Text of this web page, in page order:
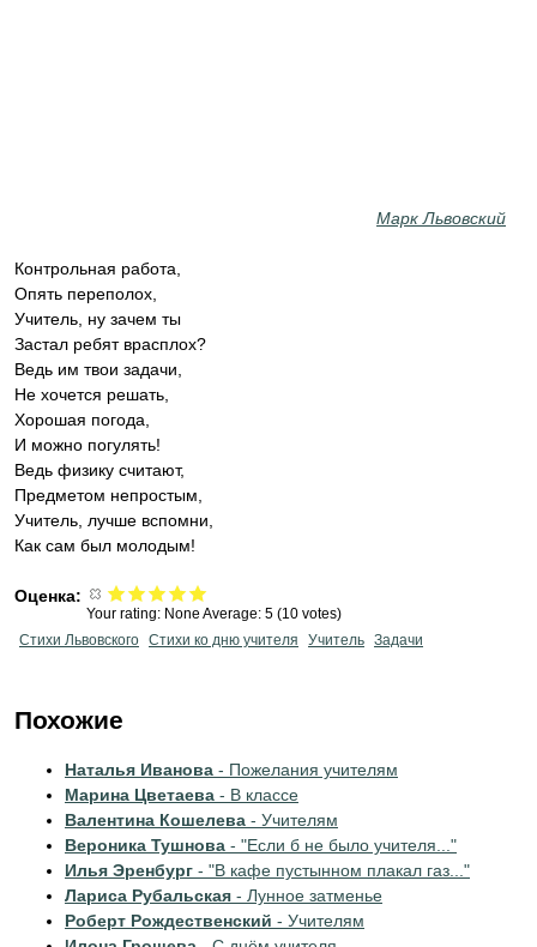
Марк Львовский
Контрольная работа,
Опять переполох,
Учитель, ну зачем ты
Застал ребят врасплох?
Ведь им твои задачи,
Не хочется решать,
Хорошая погода,
И можно погулять!
Ведь физику считают,
Предметом непростым,
Учитель, лучше вспомни,
Как сам был молодым!
Оценка:
Your rating: None Average: 5 (10 votes)
Стихи Львовского Стихи ко дню учителя Учитель Задачи
Похожие
Наталья Иванова - Пожелания учителям
Марина Цветаева - В классе
Валентина Кошелева - Учителям
Вероника Тушнова - "Если б не было учителя..."
Илья Эренбург - "В кафе пустынном плакал газ..."
Лариса Рубальская - Лунное затменье
Роберт Рождественский - Учителям